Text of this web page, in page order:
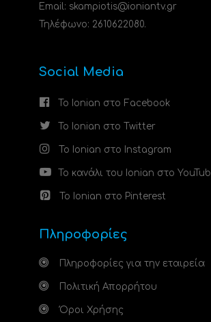
Email: skampiotis@ioniantv.gr
Τηλέφωνο: 2610622080.
Social Media
Το Ionian στο Facebook
Το Ionian στο Twitter
Το Ionian στο Instagram
Το κανάλι του Ionian στο
Το Ionian στο Pinterest
Πληροφορίες
Πληροφορίες για την εταιρεία
Πολιτική Απορρήτου
Όροι Χρήσης